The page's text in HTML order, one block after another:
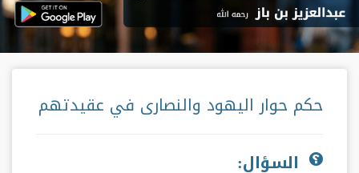
حكم حوار اليهود والنصارى في عقيدتهم
السؤال: